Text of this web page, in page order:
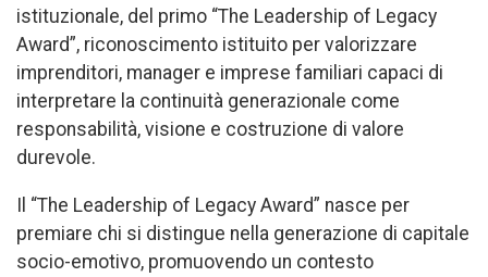
istituzionale, del primo “The Leadership of Legacy
Award”, riconoscimento istituito per valorizzare
imprenditori, manager e imprese familiari capaci di
interpretare la continuità generazionale come
responsabilità, visione e costruzione di valore
durevole.
Il “The Leadership of Legacy Award” nasce per
premiare chi si distingue nella generazione di capitale
socio-emotivo, promuovendo un contesto